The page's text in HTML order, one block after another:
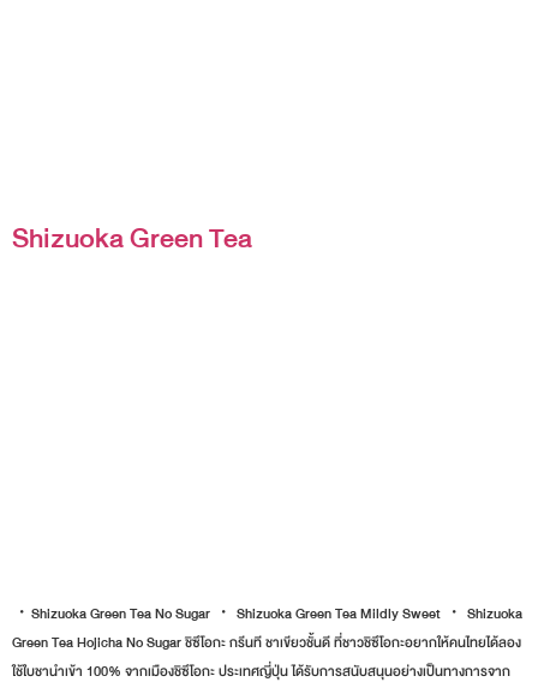
Shizuoka Green Tea
・Shizuoka Green Tea No Sugar ・ Shizuoka Green Tea Mildly Sweet ・ Shizuoka
Green Tea Hojicha No Sugar ชิซึโอกะ กรีนที ชาเขียวชั้นดี ที่ชาวชิซึโอกะอยากให้คนไทยได้ลอง
ใช้ใบชานำเข้า 100% จากเมืองชิซึโอกะ ประเทศญี่ปุ่น ได้รับการสนับสนุนอย่างเป็นทางการจาก